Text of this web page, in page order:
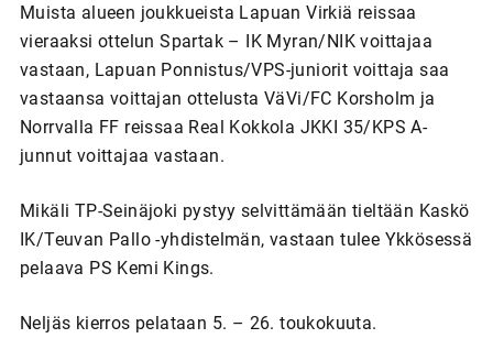
Muista alueen joukkueista Lapuan Virkiä reissaa
vieraaksi ottelun Spartak – IK Myran/NIK voittajaa
vastaan, Lapuan Ponnistus/VPS-juniorit voittaja saa
vastaansa voittajan ottelusta VäVi/FC Korsholm ja
Norrvalla FF reissaa Real Kokkola JKKI 35/KPS A-
junnut voittajaa vastaan.
Mikäli TP-Seinäjoki pystyy selvittämään tieltään Kaskö
IK/Teuvan Pallo -yhdistelmän, vastaan tulee Ykkösessä
pelaava PS Kemi Kings.
Neljäs kierros pelataan 5. – 26. toukokuuta.